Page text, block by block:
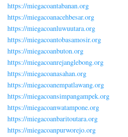
https://miegacoantabanan.org
https://miegacoanacehbesar.org
https://miegacoanluwuutara.org
https://miegacoantobasamosir.org
https://miegacoanbuton.org
https://miegacoanrejanglebong.org
https://miegacoanasahan.org
https://miegacoanempatlawang.org
https://miegacoansimpangampek.org
https://miegacoanwatampone.org
https://miegacoanbaritoutara.org
https://miegacoanpurworejo.org